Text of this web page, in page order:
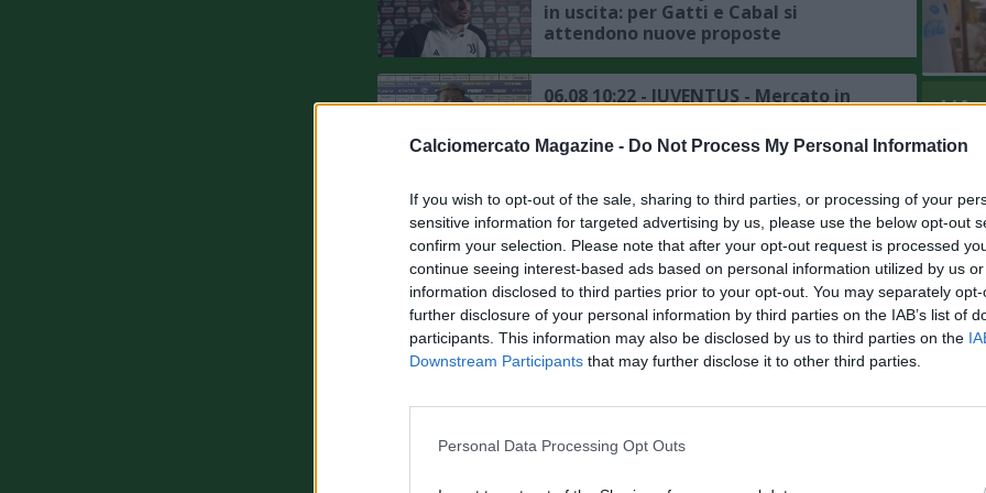
Calciomercato Magazine - Do Not Process My Personal Information
If you wish to opt-out of the sale, sharing to third parties, or processing of your
sensitive information for targeted advertising by us, please use the below opt-out
confirm your selection. Please note that after your opt-out request is processed
continue seeing interest-based ads based on personal information utilized by us
information disclosed to third parties prior to your opt-out. You may separately
further disclosure of your personal information by third parties on the IAB’s list of
participants. This information may also be disclosed by us to third parties on the
Downstream Participants that may further disclose it to other third parties.
Personal Data Processing Opt Outs
in uscita: per Gatti e Cabal si
attendono nuove proposte
06.08 10:22 - JUVENTUS - Mercato in
portiere, Spalletti preferisce Suzuki a
Vicario
06.08 10:17 - IL COMMENTO -
Zazzaroni: "Mercato ed esterofilia
"provinciale", il movimento penalizza
chi ha il passaporto della Repubblica
italiana"
06.08 10:09 - MERCATO - Inter, si fa
complicata la questione Romero, il
punto sulla trattativa
06.08 02:00 - MERCATO - Manchester
altri nomi per l'attacco dei Red Devils